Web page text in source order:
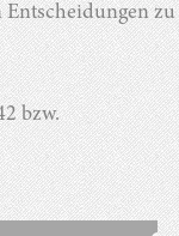
Entscheidungen zu
bzw.